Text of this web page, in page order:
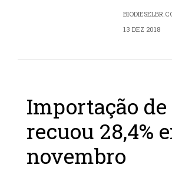
13 DEZ 2018
Importação
recuou 28,4%
novembro